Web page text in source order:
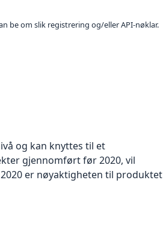
be om slik registrering og/eller API-nøklar.
og kan knyttes til et
gjennomført før 2020, vil
er nøyaktigheten til produktet